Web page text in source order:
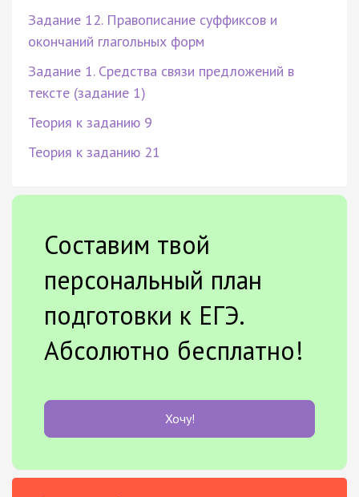
Задание 12. Правописание суффиксов и
окончаний глагольных форм
Задание 1. Средства связи предложений в
тексте (задание 1)
Теория к заданию 9
Теория к заданию 21
Составим твой
персональный план
подготовки к ЕГЭ.
Абсолютно бесплатно!
Хочу!